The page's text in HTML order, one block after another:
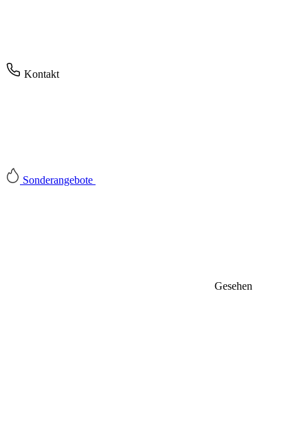
Kontakt
Sonderangebote
Gesehen